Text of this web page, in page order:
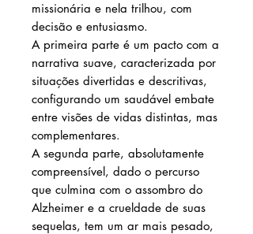
missionária e nela trilhou, com
decisão e entusiasmo.
A primeira parte é um pacto com a
narrativa suave, caracterizada por
situações divertidas e descritivas,
configurando um saudável embate
entre visões de vidas distintas, mas
complementares.
A segunda parte, absolutamente
compreensível, dado o percurso
que culmina com o assombro do
Alzheimer e a crueldade de suas
sequelas, tem um ar mais pesado,